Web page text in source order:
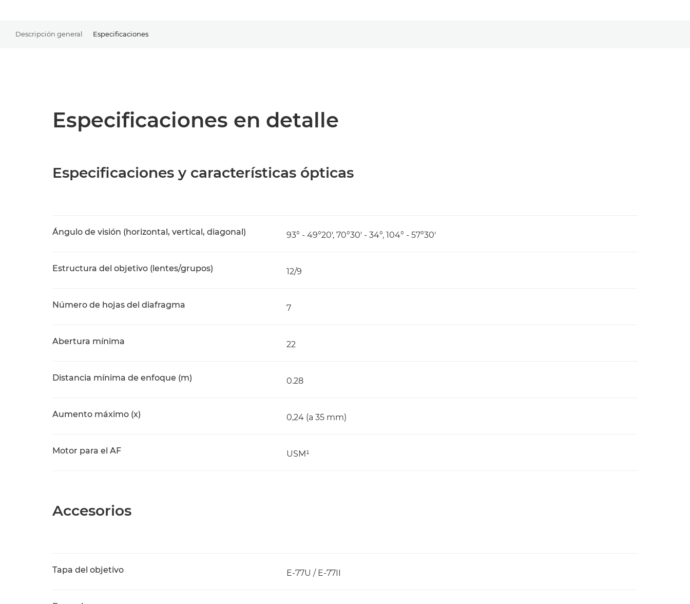
Descripción general Especificaciones
Especificaciones en detalle
Especificaciones y características ópticas
Ángulo de visión (horizontal, vertical, diagonal) 93° - 49°20', 70°30' - 34°, 104° - 57°30'
Estructura del objetivo (lentes/grupos) 12/9
Número de hojas del diafragma 7
Abertura mínima 22
Distancia mínima de enfoque (m) 0.28
Aumento máximo (x) 0,24 (a 35 mm)
Motor para el AF USM¹
Accesorios
Tapa del objetivo E-77U / E-77II